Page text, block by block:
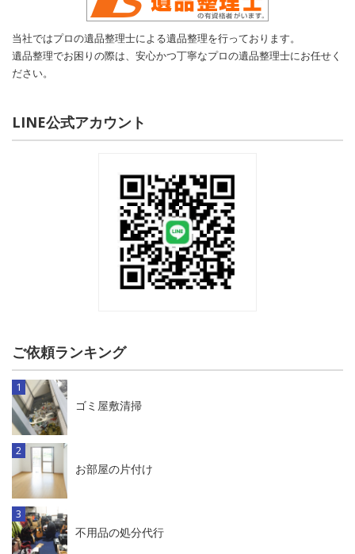
当社ではプロの遺品整理士による遺品整理を行っております。
遺品整理でお困りの際は、安心かつ丁寧なプロの遺品整理士にお任せく
ださい。
LINE公式アカウント
ご依頼ランキング
ゴミ屋敷清掃
お部屋の片付け
不用品の処分代行